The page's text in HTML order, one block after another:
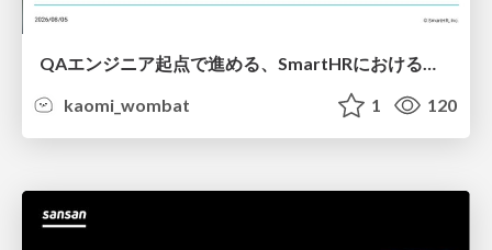
QAエンジニア起点で進める、SmartHRにおける信頼性向上について
kaomi_wombat
1 120